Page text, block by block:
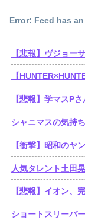
Error: Feed has
シャニマスの気持
人気タレント土田
【悲報】イオン、
ショートスリーパ